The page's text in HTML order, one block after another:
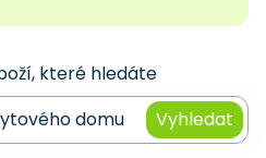
které hledáte
Vyhledat